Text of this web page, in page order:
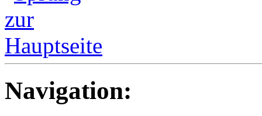
Navigation: